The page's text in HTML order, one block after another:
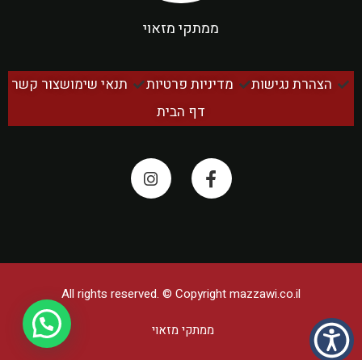
ממתקי מזאוי
הצהרת נגישות מדיניות פרטיות תנאי שימושצור קשר
דף הבית
All rights reserved. © Copyrightmazzawi.co.il
ממתקי מזאוי